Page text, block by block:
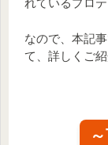
れているプロテ
なので、本記
て、詳しくご